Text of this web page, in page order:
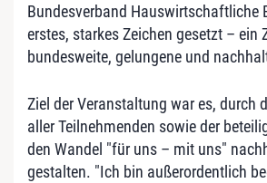
Bundesverband Hauswirtschaftliche
erstes, starkes Zeichen gesetzt – ein
bundesweite, gelungene und
Ziel der Veranstaltung war es, durch
aller Teilnehmenden sowie der
den Wandel "für uns – mit uns"
gestalten. "Ich bin außerordentlich